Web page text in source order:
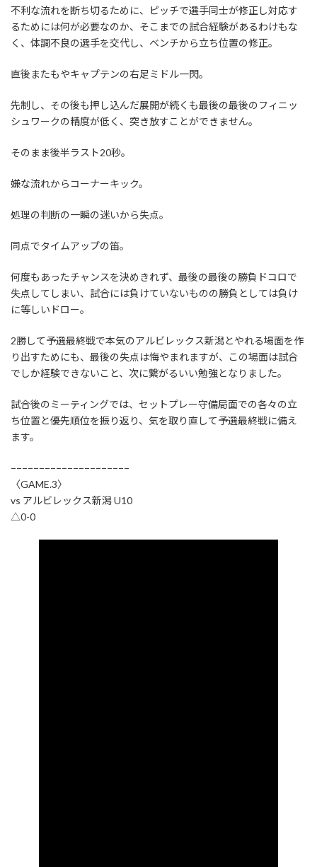
不利な流れを断ち切るために、ピッチで選手同士が修正し対応す
るためには何が必要なのか、そこまでの試合経験があるわけもな
く、体調不良の選手を交代し、ベンチから立ち位置の修正。
直後またもやキャプテンの右足ミドル一閃。
先制し、その後も押し込んだ展開が続くも最後の最後のフィニッ
シュワークの精度が低く、突き放すことができません。
そのまま後半ラスト20秒。
嫌な流れからコーナーキック。
処理の判断の一瞬の迷いから失点。
同点でタイムアップの笛。
何度もあったチャンスを決めきれず、最後の最後の勝負ドコロで
失点してしまい、試合には負けていないものの勝負としては負け
に等しいドロー。
2勝して予選最終戦で本気のアルビレックス新潟とやれる場面を作
り出すためにも、最後の失点は悔やまれますが、この場面は試合
でしか経験できないこと、次に繋がるいい勉強となりました。
試合後のミーティングでは、セットプレー守備局面での各々の立
ち位置と優先順位を振り返り、気を取り直して予選最終戦に備え
ます。
−−−−−−−−−−−−−−−−−−−−−
〈GAME.3〉
vs アルビレックス新潟 U10
△0-0